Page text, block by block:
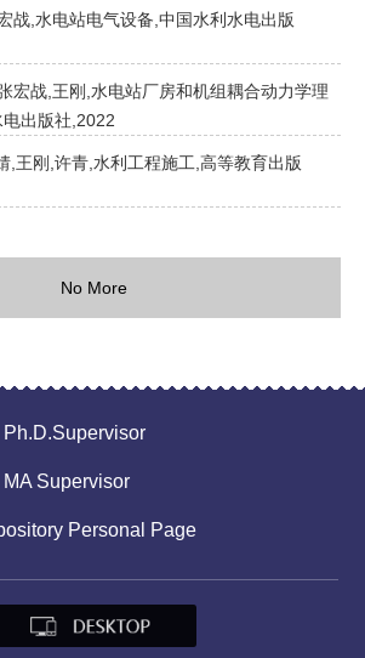
战,水电站电气设备,中国水利水电出版
宏战,王刚,水电站厂房和机组耦合动力学理
出版社,2022
,王刚,许青,水利工程施工,高等教育出版
No More
Supervisor
Personal Page